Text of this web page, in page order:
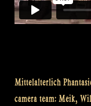
Mittelalterlich
camera team: Meik,